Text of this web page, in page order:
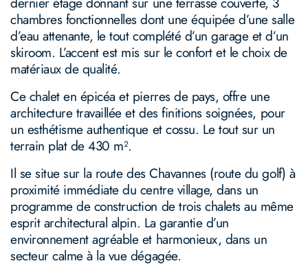
chambres fonctionnelles dont une équipée d’une salle
d’eau attenante, le tout complété d’un garage et d’un
skiroom. L’accent est mis sur le confort et le choix de
matériaux de qualité.
Ce chalet en épicéa et pierres de pays, offre une
architecture travaillée et des finitions soignées, pour
un esthétisme authentique et cossu. Le tout sur un
terrain plat de 430 m².
Il se situe sur la route des Chavannes (route du golf) à
proximité immédiate du centre village, dans un
programme de construction de trois chalets au même
esprit architectural alpin. La garantie d’un
environnement agréable et harmonieux, dans un
secteur calme à la vue dégagée.